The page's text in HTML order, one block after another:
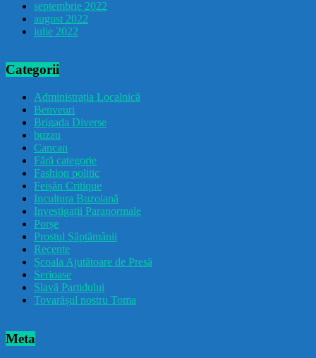
septembrie 2022
august 2022
iulie 2022
Categorii
Administrația Localnică
Benveuri
Brigada Diverse
buzau
Cancan
Fără categorie
Fashion politic
Feișăn Critique
Incultura Buzoiană
Investigații Paranormale
Porșe
Prostul Săptămânii
Recente
Școala Ajutătoare de Presă
Serioase
Slavă Partidului
Tovarășul nostru Toma
Meta